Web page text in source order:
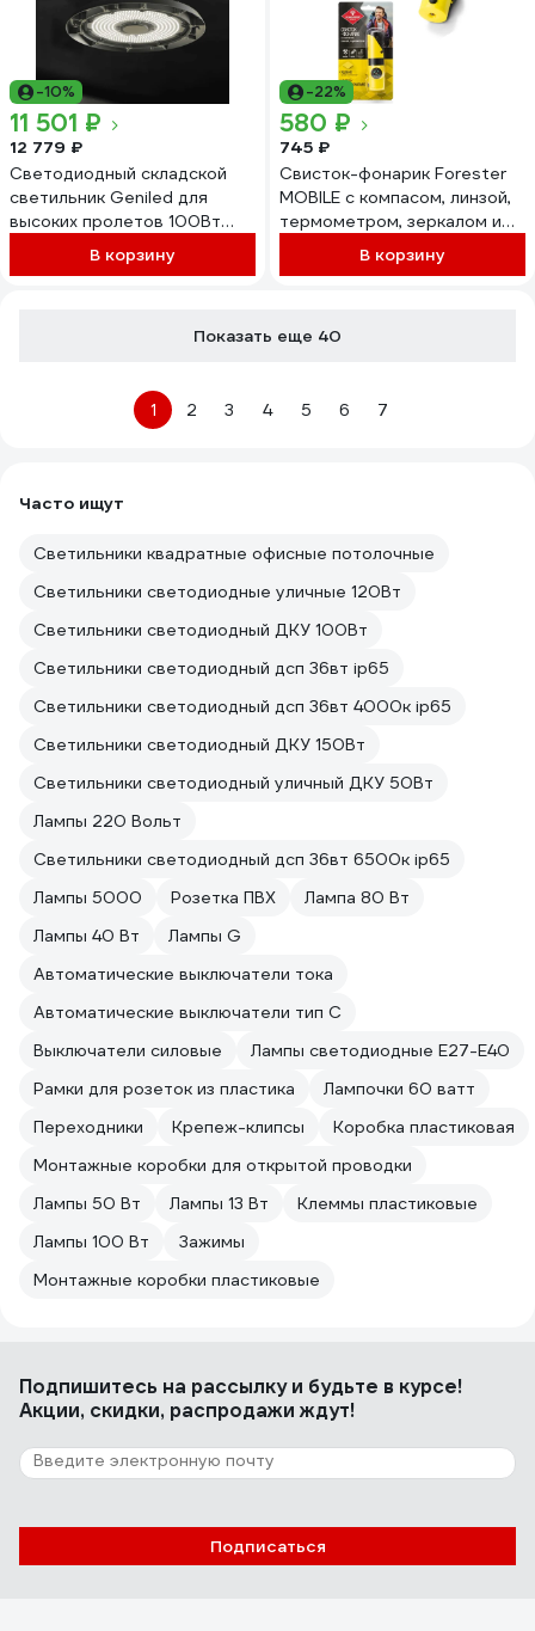
-10%
11 501 ₽
12 779 ₽
Светодиодный складской
светильник Geniled для
высоких пролетов 100Вт
(80-120Вт) 5000К 75Ra
Линза 90 промышленный
В корзину
-22%
580 ₽
745 ₽
Свисток-фонарик Forester
MOBILE с компасом, линзой,
термометром, зеркалом и
отсеком для хранения OEC-
В корзину
Показать еще 40
1 2 3 4 5 6 7
Часто ищут
Светильники квадратные офисные потолочные
Светильники светодиодные уличные 120Вт
Светильники светодиодный ДКУ 100Вт
Светильники светодиодный дсп 36вт ip65
Светильники светодиодный дсп 36вт 4000к ip65
Светильники светодиодный ДКУ 150Вт
Светильники светодиодный уличный ДКУ 50Вт
Лампы 220 Вольт
Светильники светодиодный дсп 36вт 6500к ip65
Лампы 5000
Розетка ПВХ
Лампа 80 Вт
Лампы 40 Вт
Лампы G
Автоматические выключатели тока
Автоматические выключатели тип C
Выключатели силовые
Лампы светодиодные E27-E40
Рамки для розеток из пластика
Лампочки 60 ватт
Переходники
Крепеж-клипсы
Коробка пластиковая
Монтажные коробки для открытой проводки
Лампы 50 Вт
Лампы 13 Вт
Клеммы пластиковые
Лампы 100 Вт
Зажимы
Монтажные коробки пластиковые
Подпишитесь на рассылкуи будьте в курсе!
Акции, скидки, распродажи ждут!
Подписаться